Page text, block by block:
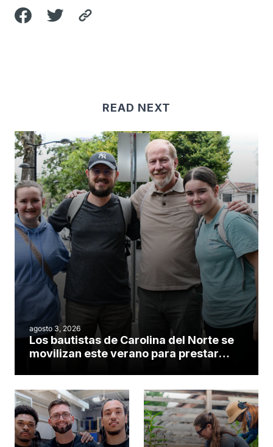
READ NEXT
agosto 3, 2026
Los bautistas de Carolina del Norte se
movilizan este verano para prestar